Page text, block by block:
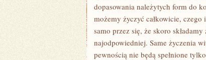
dopasowania należytych form do
możemy życzyć całkowicie,
samo przez się, że skoro
najodpowiedniej. Same życzenia
pewnością nie będą spełnione